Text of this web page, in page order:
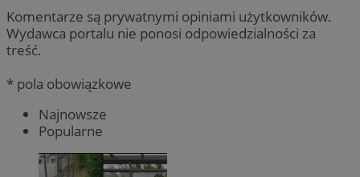
Komentarze są prywatnymi opiniami użytkowników.
Wydawca portalu nie ponosi odpowiedzialności za
treść.
* pola obowiązkowe
Najnowsze
Popularne